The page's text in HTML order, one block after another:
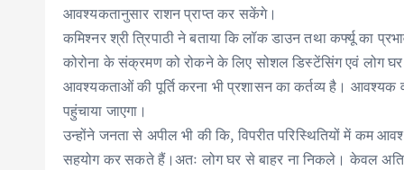
आवश्यकतानुसार राशन प्राप्त कर सकेंगे।
कमिश्नर श्री त्रिपाठी ने बताया कि लॉक डाउन तथा कर्फ्यू का
कोरोना के संक्रमण को रोकने के लिए सोशल डिस्टेंसिंग एवं लोग
आवश्यकताओं की पूर्ति करना भी प्रशासन का कर्तव्य है।
पहुंचाया जाएगा।
उन्होंने जनता से अपील भी की कि, विपरीत परिस्थितियों में कम
सहयोग कर सकते हैं।अतः लोग घर से बाहर ना निकले। केवल अति